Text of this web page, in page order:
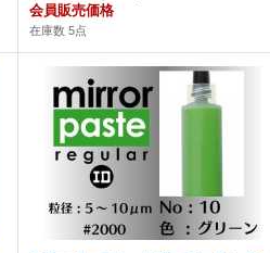
会員販売価格
在庫数 5点